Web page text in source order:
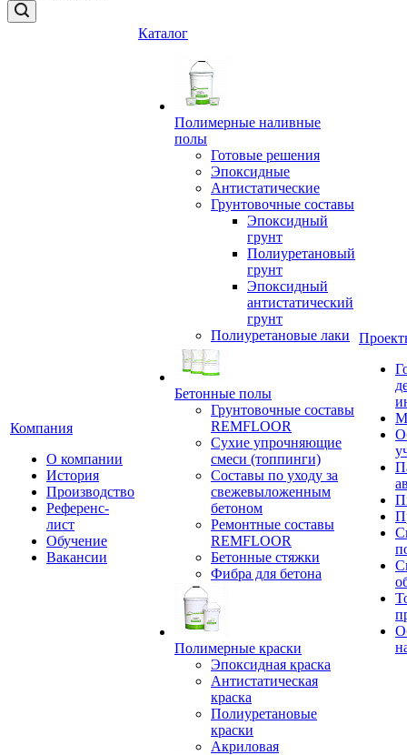
Компания
О компании
История
Производство
Референс-
лист
Обучение
Вакансии
Каталог
Полимерные наливные
полы
Готовые решения
Эпоксидные
Антистатические
Грунтовочные составы
Эпоксидный
грунт
Полиуретановый
грунт
Эпоксидный
антистатический
грунт
Полиуретановые лаки
Бетонные полы
Грунтовочные составы
REMFLOOR
Сухие упрочняющие
смеси (топпинги)
Составы по уходу за
свежевыложенным
бетоном
Ремонтные составы
REMFLOOR
Бетонные стяжки
Фибра для бетона
Полимерные краски
Эпоксидная краска
Антистатическая
краска
Полиуретановые
краски
Акриловая